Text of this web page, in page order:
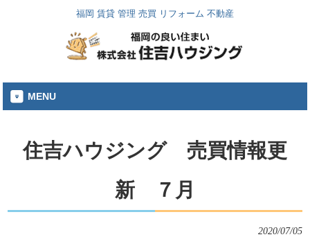
福岡 賃貸 管理 売買 リフォーム 不動産
MENU
住吉ハウジング 売買情報更
新 ７月
2020/07/05